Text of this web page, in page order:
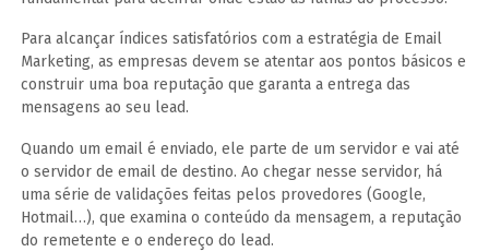
Para alcançar índices satisfatórios com a estratégia de Email
Marketing, as empresas devem se atentar aos pontos básicos e
construir uma boa reputação que garanta a entrega das
mensagens ao seu lead.
Quando um email é enviado, ele parte de um servidor e vai até
o servidor de email de destino. Ao chegar nesse servidor, há
uma série de validações feitas pelos provedores (Google,
Hotmail…), que examina o conteúdo da mensagem, a reputação
do remetente e o endereço do lead.